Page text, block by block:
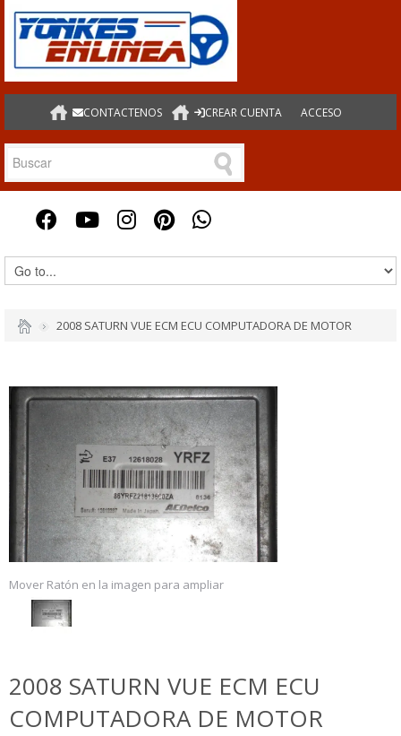
CONTACTENOS CREAR CUENTA ACCESO
2008 SATURN VUE ECM ECU COMPUTADORA DE MOTOR
Mover Ratón en la imagen para ampliar
2008 SATURN VUE ECM ECU
COMPUTADORA DE MOTOR